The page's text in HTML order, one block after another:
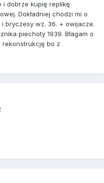
i dobrze kupię replikę
Dokładniej chodzi mi o
bryczesy wz. 36. + owijacze.
piechoty 1939. Błagam o
rekonstrukcję bo z